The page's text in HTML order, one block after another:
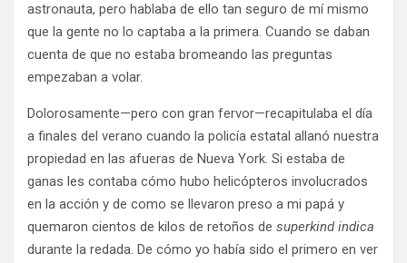
astronauta, pero hablaba de ello tan seguro de mí mismo
que la gente no lo captaba a la primera. Cuando se daban
cuenta de que no estaba bromeando las preguntas
empezaban a volar.
Dolorosamente—pero con gran fervor—recapitulaba el día
a finales del verano cuando la policía estatal allanó nuestra
propiedad en las afueras de Nueva York. Si estaba de
ganas les contaba cómo hubo helicópteros involucrados
en la acción y de como se llevaron preso a mi papá y
quemaron cientos de kilos de retoños de superkind indica
durante la redada. De cómo yo había sido el primero en ver